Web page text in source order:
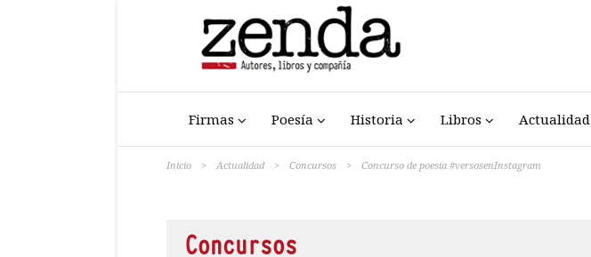
Firmas Poesía Historia Libros Actualidad
Inicio > Actualidad > Concursos > Concurso de poesía #versosenInstagram
Concursos